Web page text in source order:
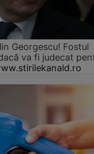
Georgescu! Fostul
va fi judecat